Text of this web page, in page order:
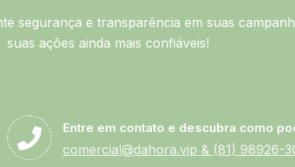
segurança e transparência em suas
suas ações ainda mais confiáveis!
Entre em contato e descubra como
comercial@dahora.vip & (81) 98926-